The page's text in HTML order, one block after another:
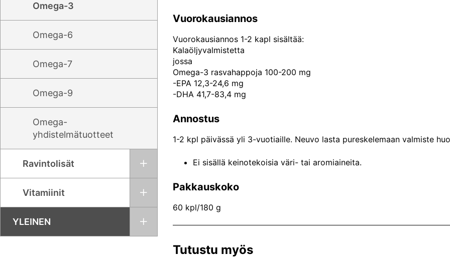
Omega-3
Omega-6
Omega-7
Omega-9
Omega-
yhdistelmätuotteet
Ravintolisät
Vitamiinit
YLEINEN
Vuorokausiannos
Vuorokausiannos 1-2 kapl sisältää:
Kalaöljyvalmistetta
jossa
Omega-3 rasvahappoja 100-200 mg
-EPA 12,3-24,6 mg
-DHA 41,7-83,4 mg
Annostus
1-2 kpl päivässä yli 3-vuotiaille. Neuvo lasta pureskelemaan valmiste
Ei sisällä keinotekoisia väri- tai aromiaineita.
Pakkauskoko
60 kpl/180 g
Tutustu myös